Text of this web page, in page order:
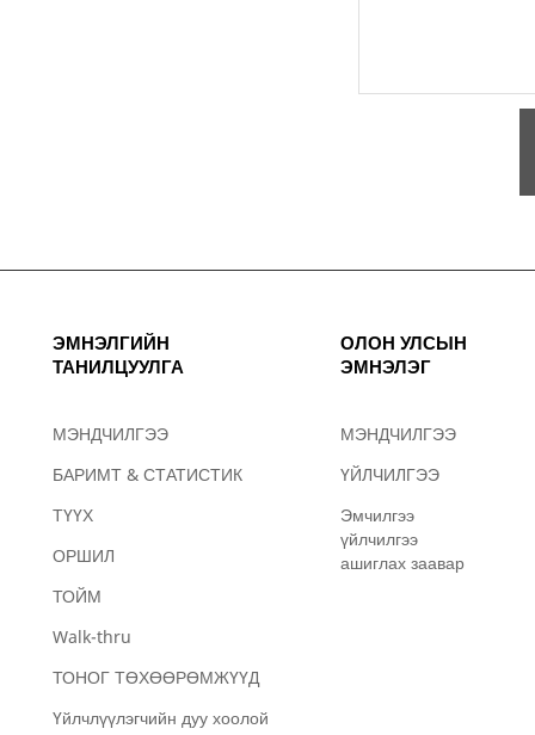
ЭМНЭЛГИЙН
ТАНИЛЦУУЛГА
МЭНДЧИЛГЭЭ
БАРИМТ & СТАТИСТИК
ТҮҮХ
ОРШИЛ
ТОЙМ
Walk-thru
ТОНОГ ТӨХӨӨРӨМЖҮҮД
Үйлчлүүлэгчийн дуу хоолой
ОЛОН УЛСЫН
ЭМНЭЛЭГ
МЭНДЧИЛГЭЭ
ҮЙЛЧИЛГЭЭ
Эмчилгээ
үйлчилгээ
ашиглах заавар